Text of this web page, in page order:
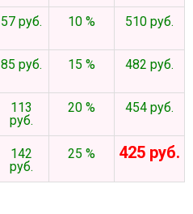
57 руб. 10 % 510 руб.
85 руб. 15 % 482 руб.
113
руб.
20 % 454 руб.
142
руб.
25 % 425 руб.